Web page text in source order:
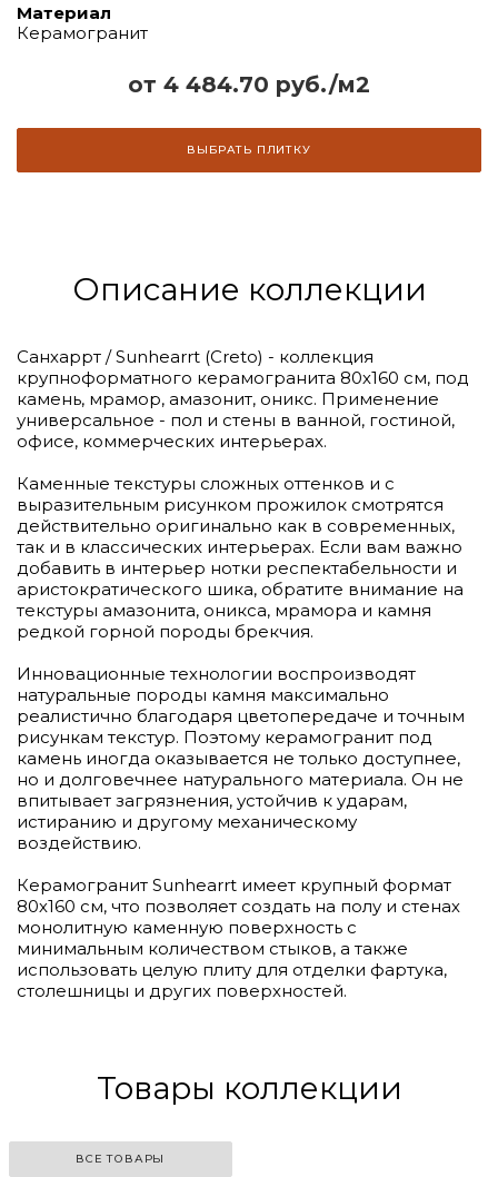
от 4 484.70 руб./м2
ВЫБРАТЬ ПЛИТКУ
Материал
Керамогранит
Описание коллекции
Санхаррт / Sunhearrt (Creto) - коллекция
крупноформатного керамогранита 80х160 см, под
камень, мрамор, амазонит, оникс. Применение
универсальное - пол и стены в ванной, гостиной,
офисе, коммерческих интерьерах.
Каменные текстуры сложных оттенков и с
выразительным рисунком прожилок смотрятся
действительно оригинально как в современных,
так и в классических интерьерах. Если вам важно
добавить в интерьер нотки респектабельности и
аристократического шика, обратите внимание на
текстуры амазонита, оникса, мрамора и камня
редкой горной породы брекчия.
Инновационные технологии воспроизводят
натуральные породы камня максимально
реалистично благодаря цветопередаче и точным
рисункам текстур. Поэтому керамогранит под
камень иногда оказывается не только доступнее,
но и долговечнее натурального материала. Он не
впитывает загрязнения, устойчив к ударам,
истиранию и другому механическому
воздействию.
Керамогранит Sunhearrt имеет крупный формат
80х160 см, что позволяет создать на полу и стенах
монолитную каменную поверхность с
минимальным количеством стыков, а также
использовать целую плиту для отделки фартука,
столешницы и других поверхностей.
Товары коллекции
ВСЕ ТОВАРЫ